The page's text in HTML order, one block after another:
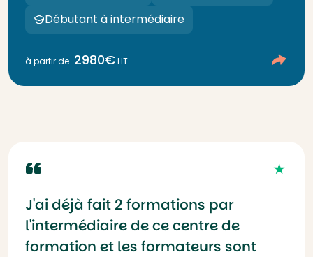
Débutant à intermédiaire
à partir de 2980€HT
J'ai déjà fait 2 formations par
l'intermédiaire de ce centre de
formation et les formateurs sont